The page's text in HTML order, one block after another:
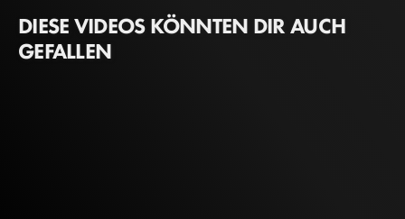
DIESE VIDEOS KÖNNTEN DIR AUCH
GEFALLEN